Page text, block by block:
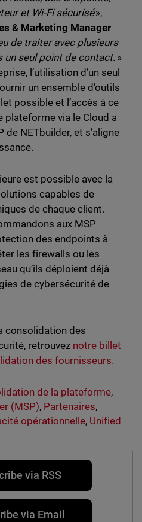
et Wi-Fi sécurisé»,
& Marketing Manager
de traiter avec plusieurs
un seul point de contact. »
l’utilisation d’un seul
un ensemble d’outils
possible et l’accès à ce
plateforme via le Cloud a
NETbuilder, et s’aligne
est possible avec la
capables de
de chaque client.
aux MSP
des endpoints à
les firewalls ou les
qu’ils déploient déjà
de cybersécurité de
consolidation des
retrouvez notre billet
des fournisseurs.
de la plateforme,
(MSP), Partenaires,
opérationnelle, Unified
via RSS
via Email